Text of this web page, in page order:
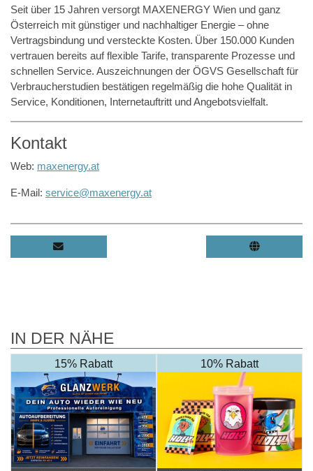
Seit über 15 Jahren versorgt MAXENERGY Wien und ganz
Österreich mit günstiger und nachhaltiger Energie – ohne
Vertragsbindung und versteckte Kosten. Über 150.000 Kunden
vertrauen bereits auf flexible Tarife, transparente Prozesse und
schnellen Service. Auszeichnungen der ÖGVS Gesellschaft für
Verbraucherstudien bestätigen regelmäßig die hohe Qualität in
Service, Konditionen, Internetauftritt und Angebotsvielfalt.
Kontakt
Web: maxenergy.at
E-Mail: service@maxenergy.at
IN DER NÄHE
15% Rabatt 10% Rabatt